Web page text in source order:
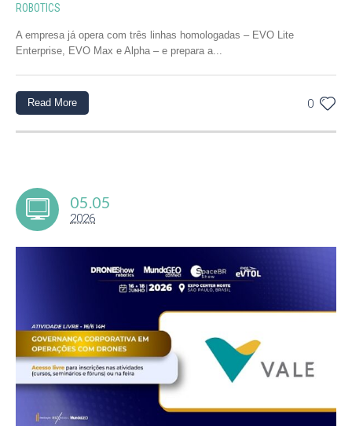
ROBOTICS
A empresa já opera com três linhas homologadas – EVO Lite
Enterprise, EVO Max e Alpha – e prepara a...
0
Read More
05.05
2026